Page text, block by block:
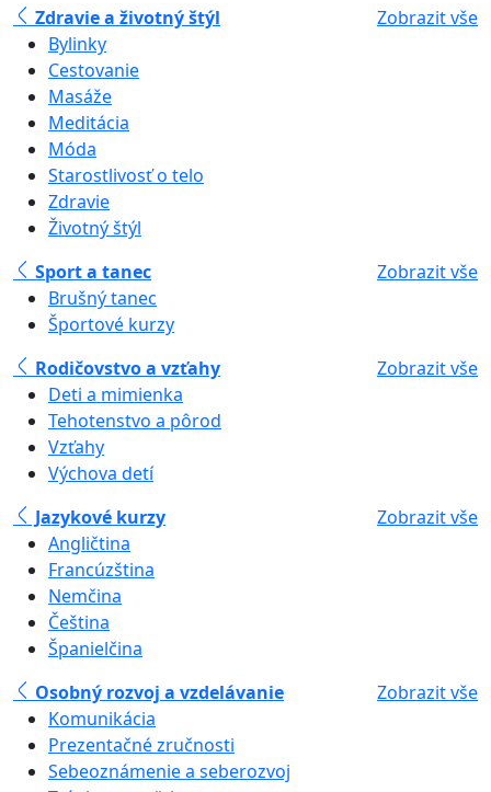
Zdravie a životný štýl
Zobrazit vše
Bylinky
Cestovanie
Masáže
Meditácia
Móda
Starostlivosť o telo
Zdravie
Životný štýl
Sport a tanec
Zobrazit vše
Brušný tanec
Športové kurzy
Rodičovstvo a vzťahy
Zobrazit vše
Deti a mimienka
Tehotenstvo a pôrod
Vzťahy
Výchova detí
Jazykové kurzy
Zobrazit vše
Angličtina
Francúzština
Nemčina
Čeština
Španielčina
Osobný rozvoj a vzdelávanie
Zobrazit vše
Komunikácia
Prezentačné zručnosti
Sebeoznámenie a seberozvoj